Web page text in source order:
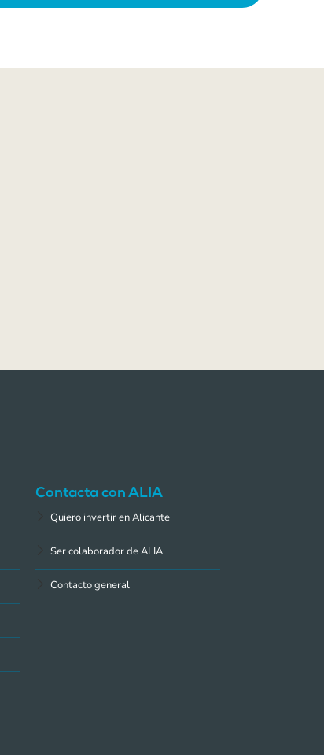
Contacta con ALIA
Quiero invertir en Alicante
Ser colaborador de ALIA
Contacto general